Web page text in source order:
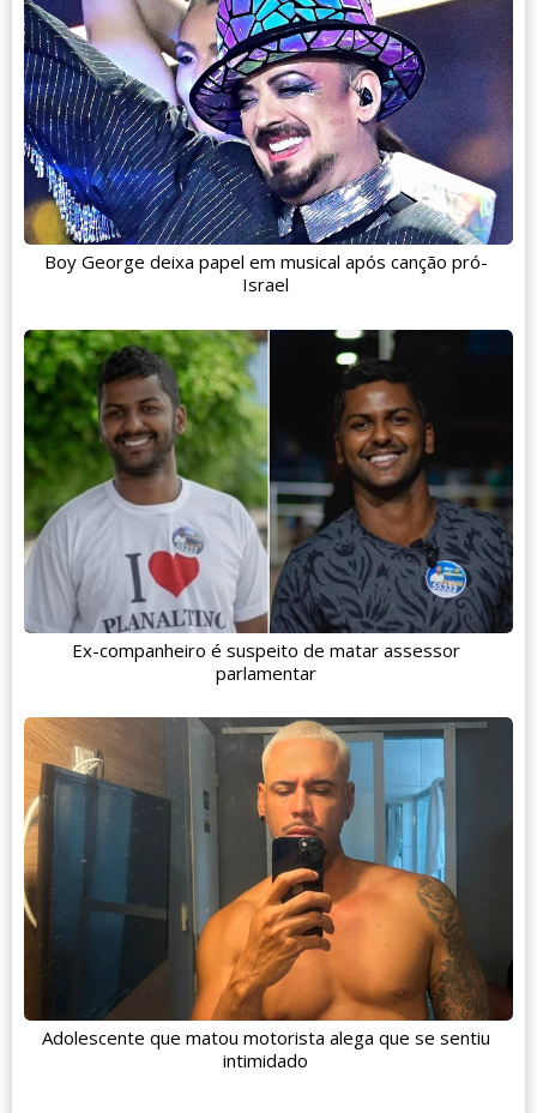
Boy George deixa papel em musical após canção pró-
Israel
Ex-companheiro é suspeito de matar assessor
parlamentar
Adolescente que matou motorista alega que se sentiu
intimidado